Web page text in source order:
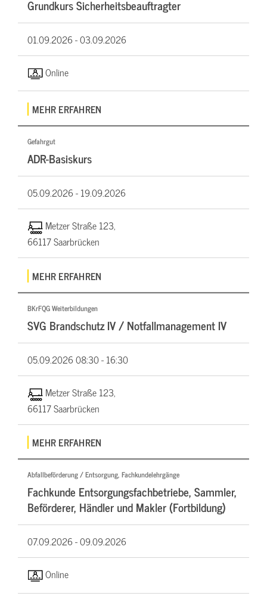
Grundkurs Sicherheitsbeauftragter
01.09.2026 -03.09.2026
Online
MEHR ERFAHREN
Gefahrgut
ADR-Basiskurs
05.09.2026 -19.09.2026
Metzer Straße 123,
66117 Saarbrücken
MEHR ERFAHREN
BKrFQG Weiterbildungen
SVG Brandschutz IV / Notfallmanagement IV
05.09.202608:30 - 16:30
Metzer Straße 123,
66117 Saarbrücken
MEHR ERFAHREN
Abfallbeförderung / Entsorgung, Fachkundelehrgänge
Fachkunde Entsorgungsfachbetriebe, Sammler,
Beförderer, Händler und Makler (Fortbildung)
07.09.2026 -09.09.2026
Online